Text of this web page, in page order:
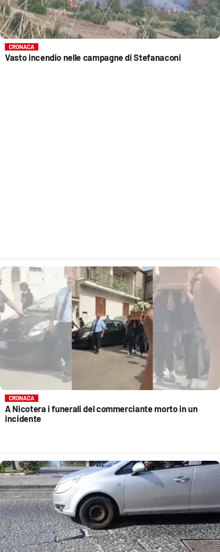
CRONACA
Vasto incendio nelle campagne di Stefanaconi
CRONACA
A Nicotera i funerali del commerciante morto in un
incidente